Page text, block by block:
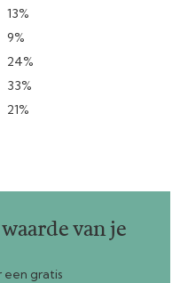
13%
9%
24%
33%
21%
van je
een gratis